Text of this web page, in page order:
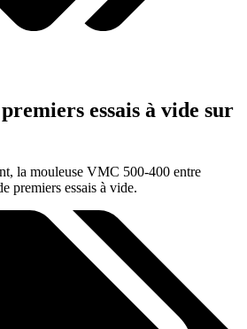
essais à vide sur
la mouleuse VMC 500-400 entre
premiers essais à vide.